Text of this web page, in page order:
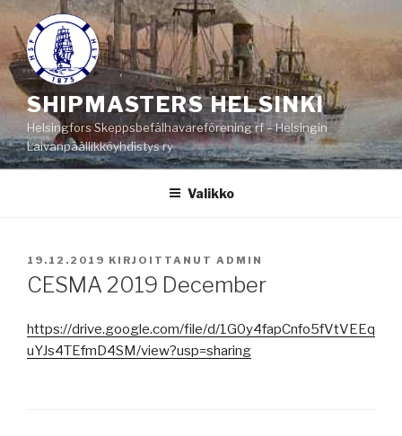
Siirry
sisältöön
SHIPMASTERS HELSINKI
Helsingfors Skeppsbefälhavareförening rf – Helsingin
Laivanpäällikköyhdistys ry
Valikko
JULKAISTU
19.12.2019 KIRJOITTANUT ADMIN
CESMA 2019 December
https://drive.google.com/file/d/1G0y4fapCnfo5fVtVEEq
uYJs4TEfmD4SM/view?usp=sharing